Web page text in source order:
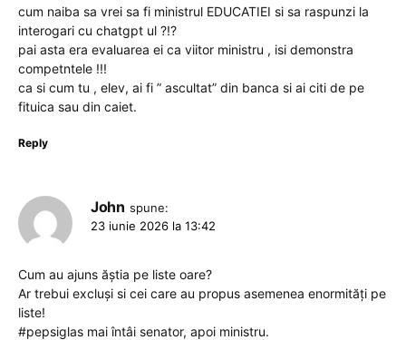
cum naiba sa vrei sa fi ministrul EDUCATIEI si sa raspunzi la
interogari cu chatgpt ul ?!?
pai asta era evaluarea ei ca viitor ministru , isi demonstra
competntele !!!
ca si cum tu , elev, ai fi ” ascultat” din banca si ai citi de pe
fituica sau din caiet.
Reply
John spune:
23 iunie 2026 la 13:42
Cum au ajuns ăștia pe liste oare?
Ar trebui excluși si cei care au propus asemenea enormități pe
liste!
#pepsiglas mai întâi senator, apoi ministru.